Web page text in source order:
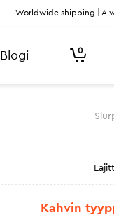
Worldwide shipping |
Blogi 0
Kahvin